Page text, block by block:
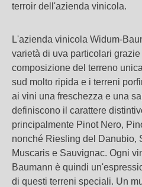
terroir dell'azienda vinicola.
L'azienda vinicola Widum-
varietà di uva particolari
composizione del terreno
sud molto ripida e i terreni
ai vini una freschezza e una
definiscono il carattere
principalmente Pinot Nero,
nonché Riesling del Danubio,
Muscaris e Sauvignac. Ogni
Baumann è quindi
di questi terreni speciali. Un